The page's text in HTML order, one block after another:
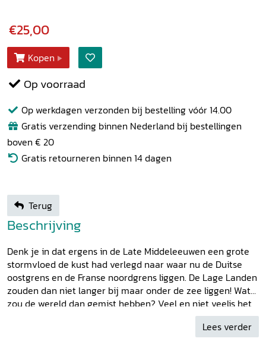
€25,00
Kopen
Op voorraad
Op werkdagen verzonden bij bestelling vóór 14.00
Gratis verzending binnen Nederland bij bestellingen
boven € 20
Gratis retourneren binnen 14 dagen
Terug
Beschrijving
Denk je in dat ergens in de Late Middeleeuwen een grote
stormvloed de kust had verlegd naar waar nu de Duitse
oostgrens en de Franse noordgrens liggen. De Lage Landen
zouden dan niet langer bij maar onder de zee liggen! Wat
zou de wereld dan gemist hebben? Veel en niet veelis het
juiste antwoord - want allicht zouden sommige vondsten
Lees verder